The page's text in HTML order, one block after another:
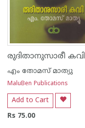
രുദിതാനുസാരീ കവി
എം തോമസ് മാത്യു
MaluBen Publications
Add to Cart
Rs 75.00